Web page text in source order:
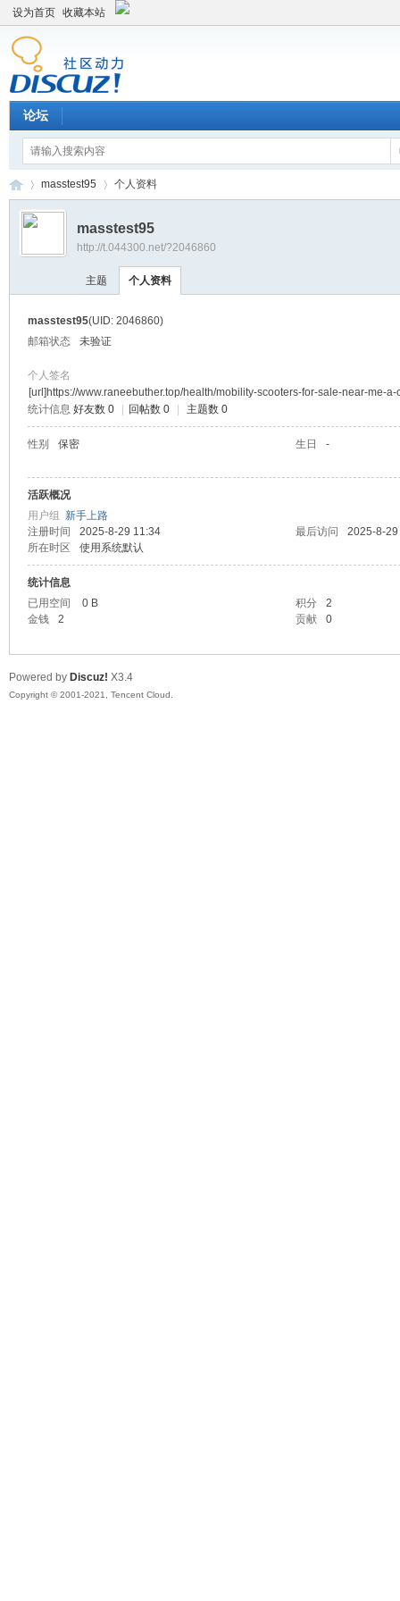
设为首页 收藏本站
论坛
›
masstest95 个人资料
masstest95
http://t.044300.net/?2046860
主题 个人资料
masstest95(UID: 2046860)
邮箱状态
未验证
个人签名
[url]https://www.raneebuther.top/health/mobility-scooters-for-sale-near-me-a-
统计信息 好友数 0 回帖数 0 主题数 0
性别 保密 生日 -
活跃概况
用户组 新手上路
注册时间
2025-8-29 11:34 最后访问
2025-8-
所在时区
使用系统默认
统计信息
已用空间
0 B 积分
2
金钱
2 贡献 0
Powered by Discuz! X3.4
Copyright © 2001-2021, Tencent Cloud.